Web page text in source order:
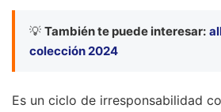
💡 También te puede interesar:
colección 2024
Es un ciclo de irresponsabilidad